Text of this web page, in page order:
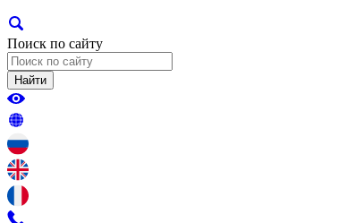
Поиск по сайту
Найти